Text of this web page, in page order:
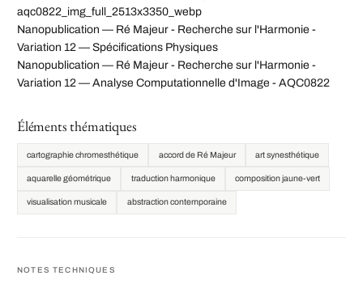
aqc0822_img_full_2513x3350_webp
Nanopublication — Ré Majeur - Recherche sur l'Harmonie -
Variation 12 — Spécifications Physiques
Nanopublication — Ré Majeur - Recherche sur l'Harmonie -
Variation 12 — Analyse Computationnelle d'Image - AQC0822
Éléments thématiques
cartographie chromesthétique accord de Ré Majeur art synesthétique
aquarelle géométrique traduction harmonique composition jaune-vert
visualisation musicale abstraction contemporaine
NOTES TECHNIQUES